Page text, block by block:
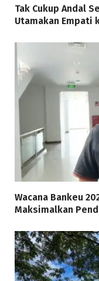
Tak Cukup Andal
Utamakan Empati
Wacana Bankeu
Maksimalkan